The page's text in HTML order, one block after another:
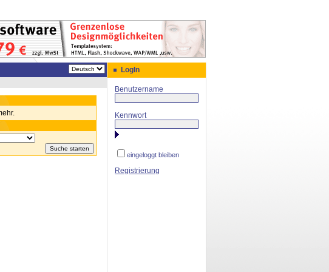
LogIn
Benutzername
Kennwort
eingeloggt bleiben
Registrierung